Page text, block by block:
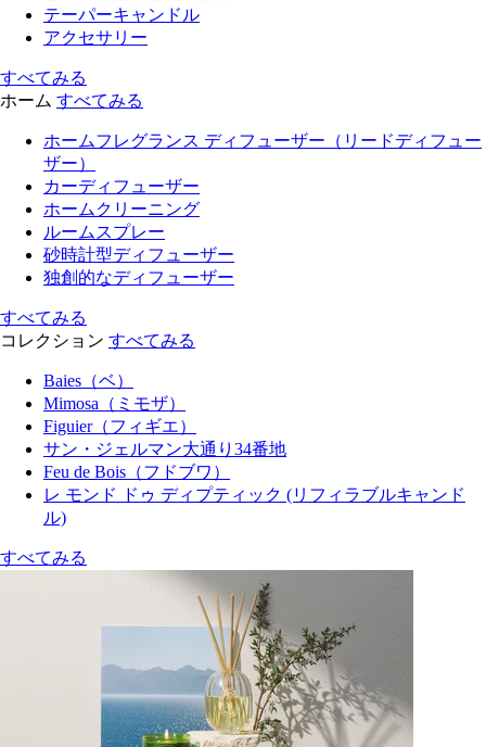
テーパーキャンドル
アクセサリー
すべてみる
ホーム すべてみる
ホームフレグランス ディフューザー（リードディフュー
ザー）
カーディフューザー
ホームクリーニング
ルームスプレー
砂時計型ディフューザー
独創的なディフューザー
すべてみる
コレクション すべてみる
Baies（ベ）
Mimosa（ミモザ）
Figuier（フィギエ）
サン・ジェルマン大通り34番地
Feu de Bois（フドブワ）
レ モンド ドゥ ディプティック (リフィラブルキャンド
ル)
すべてみる